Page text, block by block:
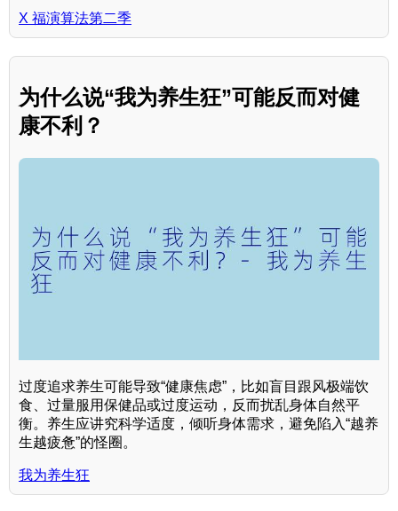
X 福演算法第二季
为什么说“我为养生狂”可能反而对健
康不利？
过度追求养生可能导致“健康焦虑”，比如盲目跟风极端饮
食、过量服用保健品或过度运动，反而扰乱身体自然平
衡。养生应讲究科学适度，倾听身体需求，避免陷入“越养
生越疲惫”的怪圈。
我为养生狂